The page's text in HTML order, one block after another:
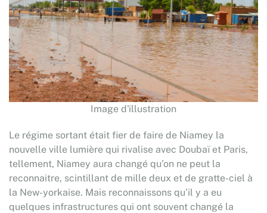
Image d'illustration
Le régime sortant était fier de faire de Niamey la
nouvelle ville lumière qui rivalise avec Doubaï et Paris,
tellement, Niamey aura changé qu’on ne peut la
reconnaitre, scintillant de mille deux et de gratte-ciel à
la New-yorkaise. Mais reconnaissons qu’il y a eu
quelques infrastructures qui ont souvent changé la